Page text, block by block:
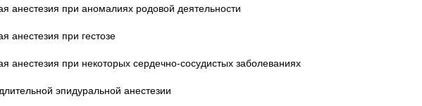
анестезия при аномалиях родовой деятельности
анестезия при гестозе
анестезия при некоторых сердечно-сосудистых заболеваниях
эпидуральной анестезии